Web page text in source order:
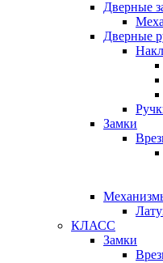
Дверные
Дверные
Замки
КЛАСС
Замки